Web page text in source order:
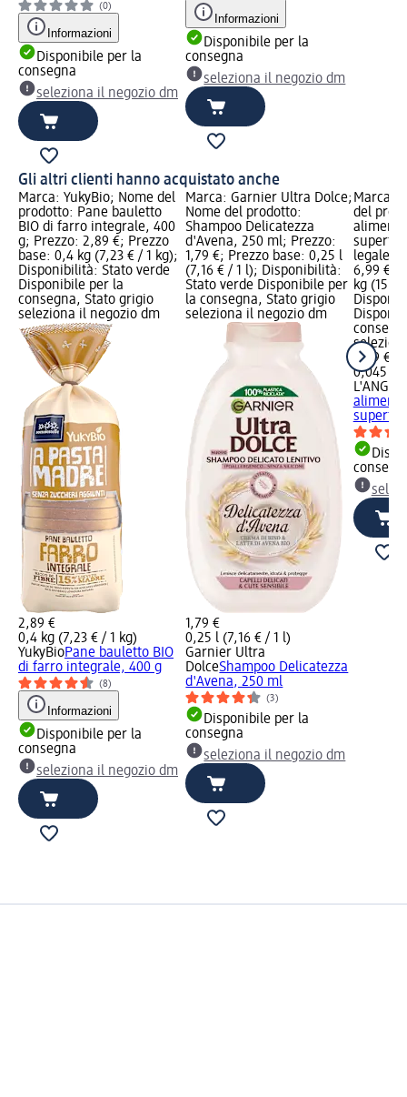
(0)
Informazioni
Disponibile per la
consegna
seleziona il negozio dm
Informazioni
Disponibile per la
consegna
seleziona il negozio dm
Gli altri clienti hanno acquistato anche
Marca: YukyBio; Nome del
prodotto: Pane bauletto
BIO di farro integrale, 400
g; Prezzo: 2,89 €; Prezzo
base: 0,4 kg (7,23 € / 1 kg);
Disponibilità: Stato verde
Disponibile per la
consegna, Stato grigio
seleziona il negozio dm
2,89 €
0,4 kg (7,23 € / 1 kg)
YukyBioPane bauletto BIO
di farro integrale, 400 g
(8)
Informazioni
Disponibile per la
consegna
seleziona il negozio dm
Marca: Garnier Ultra Dolce;
Nome del prodotto:
Shampoo Delicatezza
d'Avena, 250 ml; Prezzo:
1,79 €; Prezzo base: 0,25 l
(7,16 € / 1 l); Disponibilità:
Stato verde Disponibile per
la consegna, Stato grigio
seleziona il negozio dm
1,79 €
0,25 l (7,16 € / 1 l)
Garnier Ultra
DolceShampoo Delicatezza
d'Avena, 250 ml
(3)
Disponibile per la
consegna
seleziona il negozio dm
Marca:
del
legale:
6,99 €;
kg
6,99 €
0,045 kg